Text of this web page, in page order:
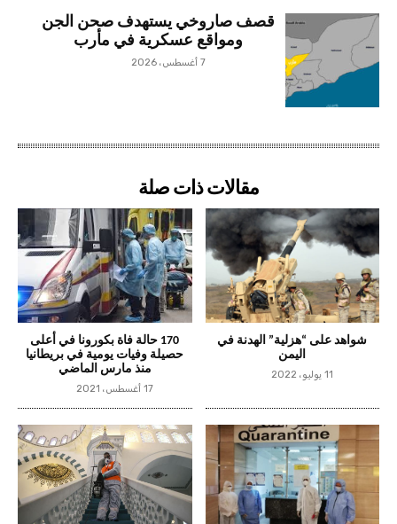
قصف صاروخي يستهدف صحن الجن
ومواقع عسكرية في مأرب
7 أغسطس، 2026
مقالات ذات صلة
شواهد على “هزلية” الهدنة في
اليمن
11 يوليو، 2022
170 حالة فاة بكورونا في أعلى
حصيلة وفيات يومية في بريطانيا
منذ مارس الماضي
17 أغسطس، 2021